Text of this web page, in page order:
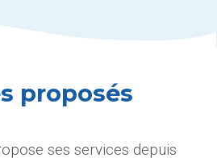
proposés
ses services depuis